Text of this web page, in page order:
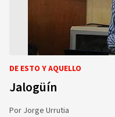
DE ESTO Y AQUELLO
Jalogüín
Por Jorge Urrutia